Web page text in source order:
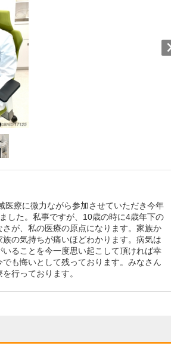
医療に微力ながら参加させていただき今年
した。私事ですが、10歳の時に4歳年下の
が、私の医療の原点になります。家族か
の気持ちが痛いほどわかります。病気は
ることを今一度思い起こして頂ければ幸
も悔いとして残っております。みなさん
行っております。